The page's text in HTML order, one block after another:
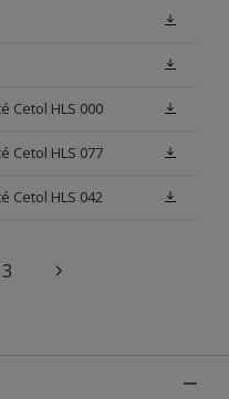
Cetol HLS 000
Cetol HLS 077
Cetol HLS 042
3